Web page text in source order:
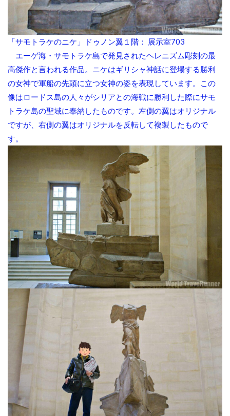
「サモトラケのニケ」ドゥノン翼１階： 展示室703
エーゲ海・サモトラケ島で発見されたヘレニズム彫刻の最
高傑作と言われる作品。ニケはギリシャ神話に登場する勝利
の女神で軍船の先頭に立つ女神の姿を表現しています。この
像はロードス島の人々がシリアとの海戦に勝利した際にサモ
トラケ島の聖域に奉納したものです。左側の翼はオリジナル
ですが、右側の翼はオリジナルを反転して複製したもので
す。